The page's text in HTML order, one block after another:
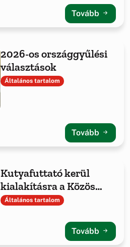
Tovább
2026-os országgyűlési
választások
Általános tartalom
Tovább
Kutyafuttató kerül
kialakításra a Közös
ügyünk az állatvédelem
támogatásával
Általános tartalom
Tovább